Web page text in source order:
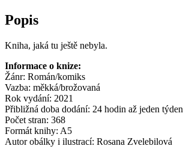
Popis
Kniha, jaká tu ještě nebyla.
Informace o knize:
Žánr: Román/komiks
Vazba: měkká/brožovaná
Rok vydání: 2021
Přibližná doba dodání: 24 hodin až jeden týden
Počet stran: 368
Formát knihy: A5
Autor obálky i ilustrací: Rosana Zvelebilová